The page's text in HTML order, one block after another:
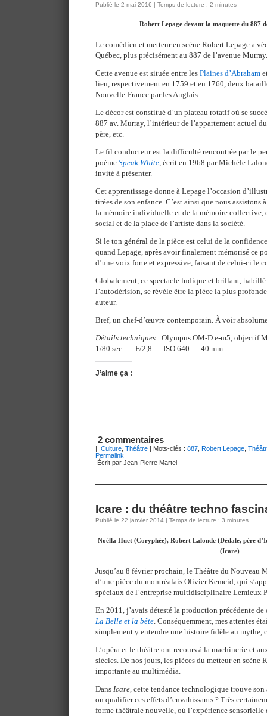
Publié le 2 mai 2016 | Temps de lecture : 2 minutes
Robert Lepage devant la maquette du 887
Le comédien et metteur en scène Robert Lepage a
Québec, plus précisément au 887 de l’avenue Murray.
Cette avenue est située entre les Plaines d’Abraham
lieu, respectivement en 1759 et en 1760, deux
Nouvelle-France par les Anglais.
Le décor est constitué d’un plateau rotatif où se
887 av. Murray, l’intérieur de l’appartement actuel
père, etc.
Le fil conducteur est la difficulté rencontrée par le
poème Speak White, écrit en 1968 par Michèle
invité à présenter.
Cet apprentissage donne à Lepage l’occasion
tirées de son enfance. C’est ainsi que nous assistons
la mémoire individuelle et de la mémoire collective,
social et de la place de l’artiste dans la société.
Si le ton général de la pièce est celui de la
quand Lepage, après avoir finalement mémorisé ce
d’une voix forte et expressive, faisant de celui-ci le
Globalement, ce spectacle ludique et brillant,
l’autodérision, se révèle être la pièce la plus
auteur.
Bref, un chef-d’œuvre contemporain. À voir
Détails techniques : Olympus OM-D e-m5, objectif
1/80 sec. — F/2,8 — ISO 640 — 40 mm
J’aime ça :
2 commentaires
| Culture Théâtre | Mots-clés : 887 Robert Lepage
Permalink
Écrit par Jean-Pierre Martel
Icare : du théâtre techno
Publié le 22 janvier 2014 | Temps de lecture : 3 minutes
Noëlla Huet (Coryphée), Robert Lalonde (Dédale, père
(Icare)
Jusqu’au 8 février prochain, le Théâtre du Nouveau
d’une pièce du montréalais Olivier Kemeid, qui
spéciaux de l’entreprise multidisciplinaire Lemieux
En 2011, j’avais détesté la production précédente
La Belle et la bête. Conséquemment, mes attentes
simplement y entendre une histoire fidèle au mythe,
L’opéra et le théâtre ont recours à la machinerie et
siècles. De nos jours, les pièces du metteur en scène
importante au multimédia.
Dans Icare, cette tendance technologique trouve
on qualifier ces effets d’envahissants ? Très
forme théâtrale nouvelle, où l’expérience sensorielle